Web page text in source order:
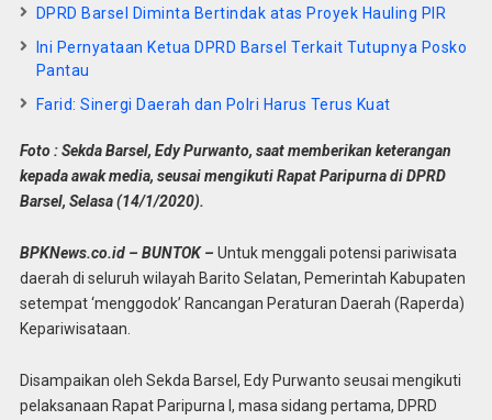
DPRD Barsel Diminta Bertindak atas Proyek Hauling PIR
Ini Pernyataan Ketua DPRD Barsel Terkait Tutupnya Posko
Pantau
Farid: Sinergi Daerah dan Polri Harus Terus Kuat
Foto : Sekda Barsel, Edy Purwanto, saat memberikan keterangan
kepada awak media, seusai mengikuti Rapat Paripurna di DPRD
Barsel, Selasa (14/1/2020).
BPKNews.co.id – BUNTOK – Untuk menggali potensi pariwisata
daerah di seluruh wilayah Barito Selatan, Pemerintah Kabupaten
setempat ‘menggodok’ Rancangan Peraturan Daerah (Raperda)
Kepariwisataan.
Disampaikan oleh Sekda Barsel, Edy Purwanto seusai mengikuti
pelaksanaan Rapat Paripurna I, masa sidang pertama, DPRD